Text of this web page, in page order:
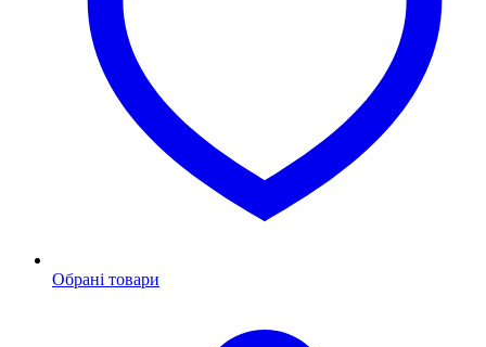
Обрані товари